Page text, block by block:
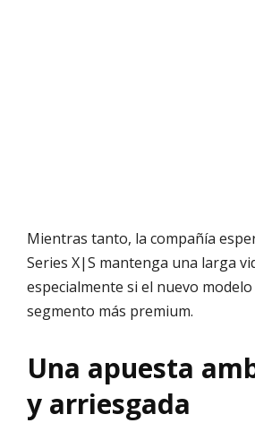
Mientras tanto, la compañía
Series X|S mantenga una larga
especialmente si el nuevo
segmento más premium.
Una apuesta
y arriesgada